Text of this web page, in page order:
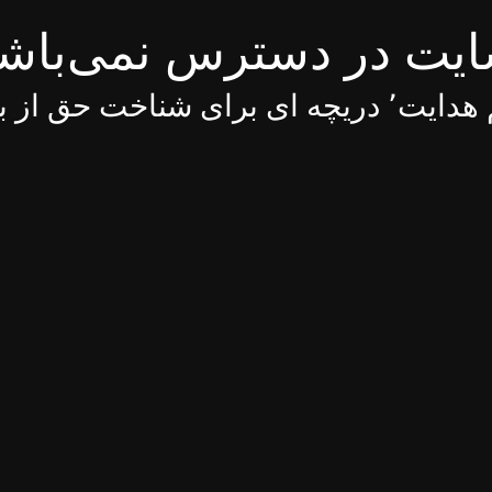
در دسترس
برای شناخت حق از باطل